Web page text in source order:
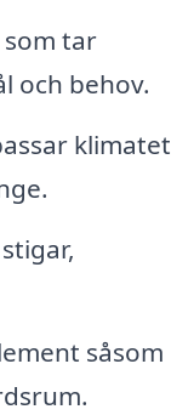
tar
och behov.
klimatet
såsom